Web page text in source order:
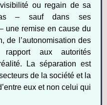
ou regain de sa
– sauf dans ses
une remise en cause du
de l’autonomisation des
rapport aux autorités
La séparation est
de la société et la
eux et non celui qui